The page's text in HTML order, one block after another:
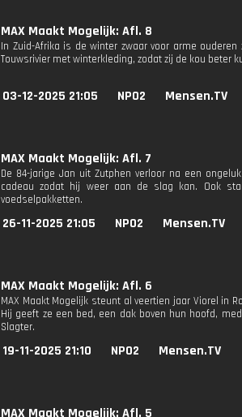
MAX Maakt Mogelijk: Afl. 8
In Zuid-Afrika is de winter zwaar voor arme
Touwsrivier met winterkleding, zodat zij de kou beter
03-12-2025 21:05 NPO2 Mensen.TV
MAX Maakt Mogelijk: Afl. 7
De 84-jarige Jan uit Zutphen verloor na een
cadeau zodat hij weer aan de slag kan. Ook
voedselpakketten.
26-11-2025 21:05 NPO2 Mensen.TV
MAX Maakt Mogelijk: Afl. 6
MAX Maakt Mogelijk steunt al veertien jaar Viorel in
Hij geeft ze een bed, een dak boven hun hoofd,
Slagter.
19-11-2025 21:10 NPO2 Mensen.TV
MAX Maakt Mogelijk: Afl. 5